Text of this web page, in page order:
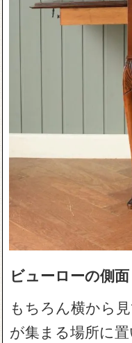
ビューローの側面
もちろん横から
が集まる場所に置